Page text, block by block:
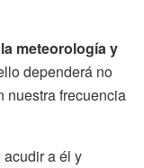
meteorología y
dependerá no
nuestra frecuencia
a él y